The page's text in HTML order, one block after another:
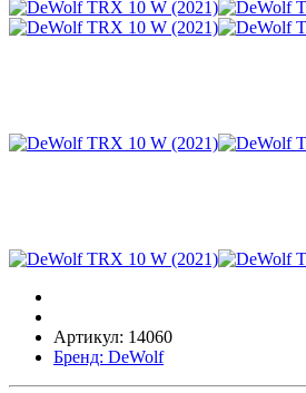
Артикул: 14060
Бренд: DeWolf